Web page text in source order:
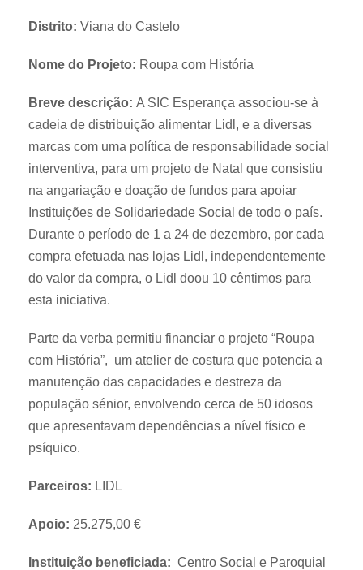
Distrito: Viana do Castelo
Nome do Projeto: Roupa com História
Breve descrição: A SIC Esperança associou-se à
cadeia de distribuição alimentar Lidl, e a diversas
marcas com uma política de responsabilidade social
interventiva, para um projeto de Natal que consistiu
na angariação e doação de fundos para apoiar
Instituições de Solidariedade Social de todo o país.
Durante o período de 1 a 24 de dezembro, por cada
compra efetuada nas lojas Lidl, independentemente
do valor da compra, o Lidl doou 10 cêntimos para
esta iniciativa.
Parte da verba permitiu financiar o projeto “Roupa
com História”, um atelier de costura que potencia a
manutenção das capacidades e destreza da
população sénior, envolvendo cerca de 50 idosos
que apresentavam dependências a nível físico e
psíquico.
Parceiros: LIDL
Apoio: 25.275,00 €
Instituição beneficiada: Centro Social e Paroquial